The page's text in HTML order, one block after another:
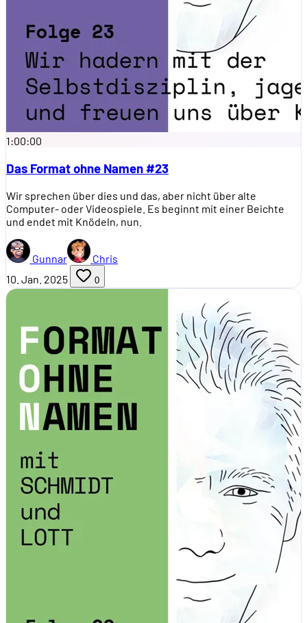
1:00:00
Das Format ohne Namen #23
Wir sprechen über dies und das, aber nicht über alte
Computer- oder Videospiele. Es beginnt mit einer Beichte
und endet mit Knödeln, nun.
Gunnar
Chris
10. Jan. 2025
0